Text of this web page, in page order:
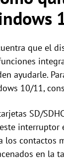
que el
ayudarle.
10/11,
SD/
interruptor
los contactos
en la